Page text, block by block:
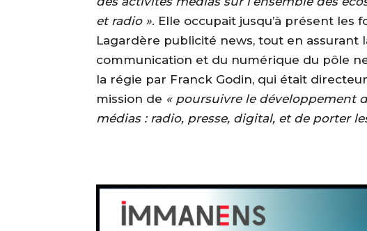
et radio ». Elle occupait jusqu’à présent les
Lagardère publicité news, tout en assurant
communication et du numérique du pôle
la régie par Franck Godin, qui était
mission de « poursuivre le développement
médias : radio, presse, digital, et de porter